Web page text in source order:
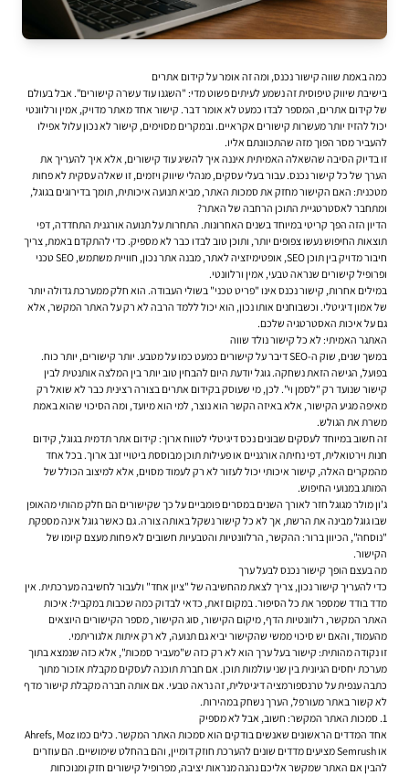
כמה באמת שווה קישור נכנס, ומה זה אומר על קידום אתרים
בישיבת שיווק טיפוסית זה נשמע לעיתים פשוט מדי: "השגנו עוד עשרה קישורים". אבל בעולם
של קידום אתרים, המספר לבדו כמעט לא אומר דבר. קישור אחד מאתר מדויק, אמין ורלוונטי
יכול להזיז יותר מעשרות קישורים אקראיים. ובמקרים מסוימים, קישור לא נכון עלול אפילו
להעביר מסר הפוך מזה שהתכוונתם אליו.
זו בדיוק הסיבה שהשאלה האמיתית איננה איך להשיג עוד קישורים, אלא איך להעריך את
הערך של כל קישור נכנס. עבור בעלי עסקים, מנהלי שיווק ויזמים, זו שאלה עסקית לא פחות
מטכנית: האם הקישור מחזק את סמכות האתר, מביא תנועה איכותית, תומך בדירוגים בגוגל,
ומתחבר לאסטרטגיית התוכן הרחבה של האתר?
הדיון הזה הפך קריטי במיוחד בשנים האחרונות. התחרות על תנועה אורגנית התחדדה, דפי
תוצאות החיפוש נעשו צפופים יותר, ותוכן טוב לבדו כבר לא מספיק. כדי להתקדם באמת, צריך
חיבור מדויק בין תוכן SEO, אופטימיזציה לאתר, מבנה אתר נכון, חוויית משתמש, SEO טכני
ופרופיל קישורים שנראה טבעי, אמין ורלוונטי.
במילים אחרות, קישור נכנס אינו "פריט טכני" בשולי העבודה. הוא חלק ממערכת גדולה יותר
של אמון דיגיטלי. וכשבוחנים אותו נכון, הוא יכול ללמד הרבה לא רק על האתר המקשר, אלא
גם על איכות האסטרטגיה שלכם.
האתגר האמיתי: לא כל קישור נולד שווה
במשך שנים, שוק ה-SEO דיבר על קישורים כמעט כמו על מטבע. יותר קישורים, יותר כוח.
בפועל, הגישה הזאת נשחקה. גוגל יודעת היום להבחין טוב יותר בין המלצה אותנטית לבין
קישור שנועד רק "לסמן וי". לכן, מי שעוסק בקידום אתרים בצורה רצינית כבר לא שואל רק
מאיפה מגיע הקישור, אלא באיזה הקשר הוא נוצר, למי הוא מיועד, ומה הסיכוי שהוא באמת
משרת את הגולש.
זה חשוב במיוחד לעסקים שבונים נכס דיגיטלי לטווח ארוך: קידום אתר תדמית בגוגל, קידום
חנות וירטואלית, דפי נחיתה אורגניים או פעילות תוכן מבוססת ביטויי זנב ארוך. בכל אחד
מהמקרים האלה, קישור איכותי יכול לעזור לא רק לעמוד מסוים, אלא למיצוב הכולל של
המותג במנועי החיפוש.
ג'ון מולר מגוגל חזר לאורך השנים במסרים פומביים על כך שקישורים הם חלק מהותי מהאופן
שבו גוגל מבינה את הרשת, אך לא כל קישור נשקל באותה צורה. גם כאשר גוגל אינה מספקת
"נוסחה", הכיוון ברור: ההקשר, הרלוונטיות והטבעיות חשובים לא פחות מעצם קיומו של
הקישור.
מה בעצם הופך קישור נכנס לבעל ערך
כדי להעריך קישור נכון, צריך לצאת מהחשיבה של "ציון אחד" ולעבור לחשיבה מערכתית. אין
מדד בודד שמספר את כל הסיפור. במקום זאת, כדאי לבדוק כמה שכבות במקביל: איכות
האתר המקשר, רלוונטיות הדף, מיקום הקישור, סוג הקישור, מספר הקישורים היוצאים
מהעמוד, והאם יש סיכוי ממשי שהקישור יביא גם תנועה, לא רק איתות אלגוריתמי.
זו נקודה מהותית: קישור בעל ערך הוא לא רק כזה ש"מעביר סמכות", אלא כזה שנמצא בתוך
מערכת יחסים הגיונית בין שני עולמות תוכן. אם חברת תוכנה לעסקים מקבלת אזכור מתוך
כתבה ענפית על טרנספורמציה דיגיטלית, זה נראה טבעי. אם אותה חברה מקבלת קישור מדף
לא קשור באתר מעורפל, הערך נשחק במהירות.
1. סמכות האתר המקשר: חשוב, אבל לא מספיק
אחד המדדים הראשונים שאנשים בודקים הוא סמכות האתר המקשר. כלים כמו Ahrefs, Moz
או Semrush מציעים מדדים שונים להערכת חוזק דומיין, והם בהחלט שימושיים. הם עוזרים
להבין אם האתר שמקשר אליכם נהנה מנראות יציבה, מפרופיל קישורים חזק ומנוכחות